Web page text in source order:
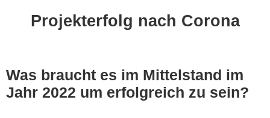
Projekterfolg nach Corona
Was braucht es im Mittelstand im
Jahr 2022 um erfolgreich zu sein?